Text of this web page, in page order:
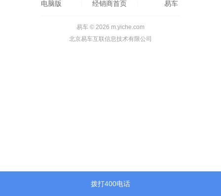
拨打400电话
电脑版 经销商首页 易车
易车 © 2026 m.yiche.com
北京易车互联信息技术有限公司